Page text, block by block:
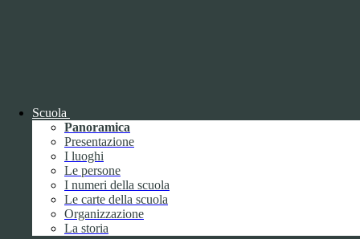
Scuola
Panoramica
Presentazione
I luoghi
Le persone
I numeri della scuola
Le carte della scuola
Organizzazione
La storia
2020
Gennaio
Febbraio